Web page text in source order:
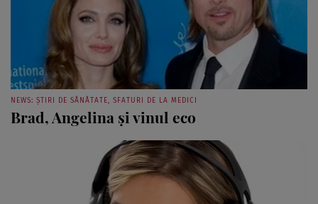
NEWS: ȘTIRI DE SĂNĂTATE, SFATURI DE LA MEDICI
Brad, Angelina şi vinul eco